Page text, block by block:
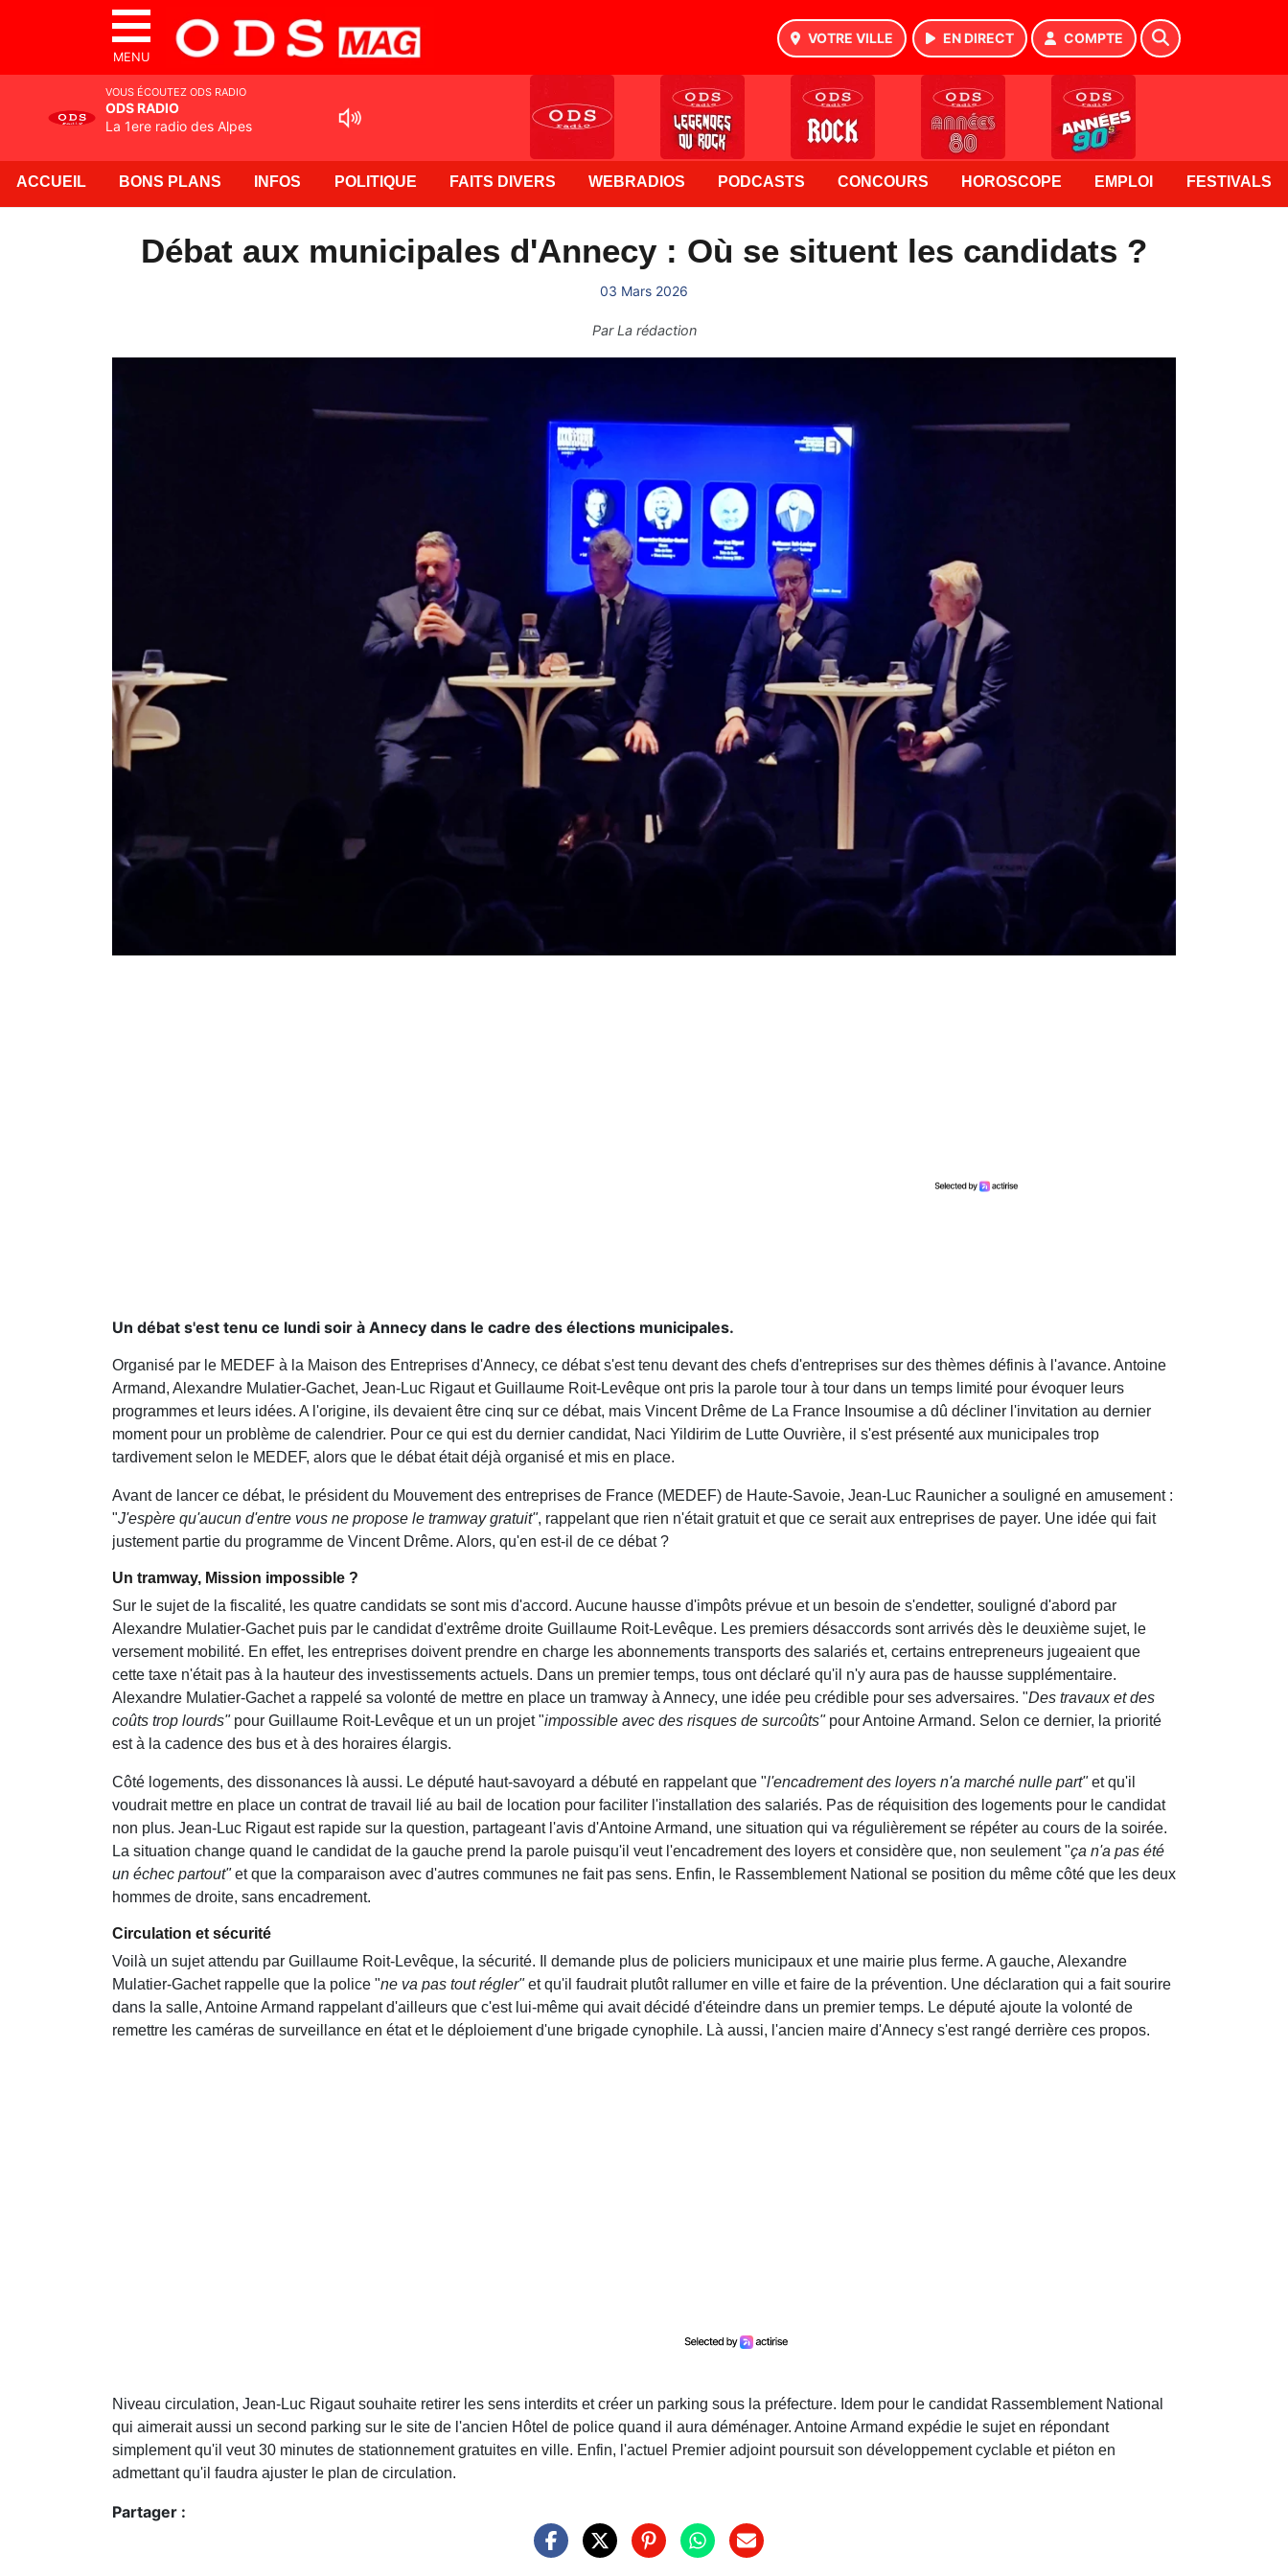
MENU
VOTRE VILLE EN DIRECT COMPTE
ACCUEIL BONS PLANS INFOS POLITIQUE FAITS DIVERS WEBRADIOS PODCASTS CONCOURS HOROSCOPE EMPLOI FESTIVALS
Débat aux municipales d'Annecy : Où se situent les candidats ?
03 Mars 2026
ParLa rédaction
Un débat s'est tenu ce lundi soir à Annecy dans le cadre des élections municipales.
Organisé par le MEDEF à la Maison des Entreprises d'Annecy, ce débat s'est tenu devant des chefs d'entreprises sur des thèmes définis à l'avance. Antoine
Armand, Alexandre Mulatier-Gachet, Jean-Luc Rigaut et Guillaume Roit-Levêque ont pris la parole tour à tour dans un temps limité pour évoquer leurs
programmes et leurs idées. A l'origine, ils devaient être cinq sur ce débat, mais Vincent Drême de La France Insoumise a dû décliner l'invitation au dernier
moment pour un problème de calendrier. Pour ce qui est du dernier candidat, Naci Yildirim de Lutte Ouvrière, il s'est présenté aux municipales trop
tardivement selon le MEDEF, alors que le débat était déjà organisé et mis en place.
Avant de lancer ce débat, le président du Mouvement des entreprises de France (MEDEF) de Haute-Savoie, Jean-Luc Raunicher a souligné en amusement :
"J'espère qu'aucun d'entre vous ne propose le tramway gratuit", rappelant que rien n'était gratuit et que ce serait aux entreprises de payer. Une idée qui fait
justement partie du programme de Vincent Drême. Alors, qu'en est-il de ce débat ?
Un tramway, Mission impossible ?
Sur le sujet de la fiscalité, les quatre candidats se sont mis d'accord. Aucune hausse d'impôts prévue et un besoin de s'endetter, souligné d'abord par
Alexandre Mulatier-Gachet puis par le candidat d'extrême droite Guillaume Roit-Levêque. Les premiers désaccords sont arrivés dès le deuxième sujet, le
versement mobilité. En effet, les entreprises doivent prendre en charge les abonnements transports des salariés et, certains entrepreneurs jugeaient que
cette taxe n'était pas à la hauteur des investissements actuels. Dans un premier temps, tous ont déclaré qu'il n'y aura pas de hausse supplémentaire.
Alexandre Mulatier-Gachet a rappelé sa volonté de mettre en place un tramway à Annecy, une idée peu crédible pour ses adversaires. "Des travaux et des
coûts trop lourds"pour Guillaume Roit-Levêque et un un projet "impossible avec des risques de surcoûts"pour Antoine Armand. Selon ce dernier, la priorité
est à la cadence des bus et à des horaires élargis.
Côté logements, des dissonances là aussi. Le député haut-savoyard a débuté en rappelant que "l'encadrement des loyers n'a marché nulle part"et qu'il
voudrait mettre en place un contrat de travail lié au bail de location pour faciliter l'installation des salariés. Pas de réquisition des logements pour le candidat
non plus. Jean-Luc Rigaut est rapide sur la question, partageant l'avis d'Antoine Armand, une situation qui va régulièrement se répéter au cours de la soirée.
La situation change quand le candidat de la gauche prend la parole puisqu'il veut l'encadrement des loyers et considère que, non seulement "ça n'a pas été
un échec partout"et que la comparaison avec d'autres communes ne fait pas sens. Enfin, le Rassemblement National se position du même côté que les deux
hommes de droite, sans encadrement.
Circulation et sécurité
Voilà un sujet attendu par Guillaume Roit-Levêque, la sécurité. Il demande plus de policiers municipaux et une mairie plus ferme. A gauche, Alexandre
Mulatier-Gachet rappelle que la police "ne va pas tout régler"et qu'il faudrait plutôt rallumer en ville et faire de la prévention. Une déclaration qui a fait sourire
dans la salle, Antoine Armand rappelant d'ailleurs que c'est lui-même qui avait décidé d'éteindre dans un premier temps. Le député ajoute la volonté de
remettre les caméras de surveillance en état et le déploiement d'une brigade cynophile. Là aussi, l'ancien maire d'Annecy s'est rangé derrière ces propos.
Niveau circulation, Jean-Luc Rigaut souhaite retirer les sens interdits et créer un parking sous la préfecture. Idem pour le candidat Rassemblement National
qui aimerait aussi un second parking sur le site de l'ancien Hôtel de police quand il aura déménager. Antoine Armand expédie le sujet en répondant
simplement qu'il veut 30 minutes de stationnement gratuites en ville. Enfin, l'actuel Premier adjoint poursuit son développement cyclable et piéton en
admettant qu'il faudra ajuster le plan de circulation.
Partager :
VOUS ÉCOUTEZ ODS RADIO
ODS RADIO
La 1ere radio des Alpes